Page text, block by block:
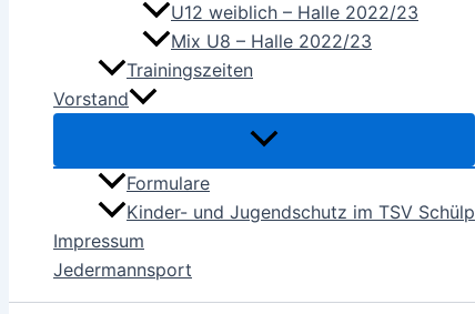
U12 weiblich – Halle 2022/23
Mix U8 – Halle 2022/23
Trainingszeiten
Vorstand
Formulare
Kinder- und Jugendschutz im TSV Schülp
Impressum
Jedermannsport